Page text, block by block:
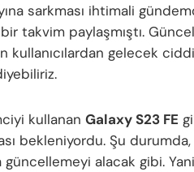
sarkması ihtimali
takvim paylaşmıştı.
kullanıcılardan gelecek
kullanan Galaxy S23 FE
bekleniyordu. Şu durumda,
alacak gibi.